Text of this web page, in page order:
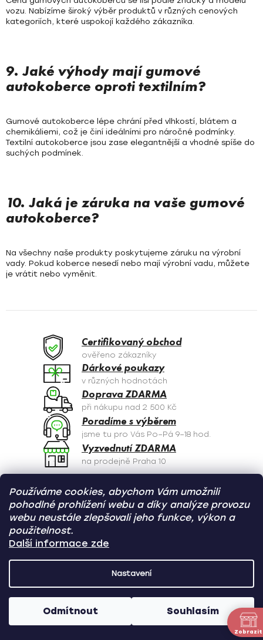
Používáme cookies, abychom Vám umožnili
pohodlné prohlížení webu a díky analýze provozu
webu neustále zlepšovali jeho funkce, výkon a
použitelnost.
Další informace zde
Nastavení
Odmítnout Souhlasím
vozu. Nabízíme široký výběr produktů v různých cenových
kategoriích, které uspokojí každého zákazníka.
9. Jaké výhody mají gumové
autokoberce oproti textilním?
Gumové autokoberce lépe chrání před vlhkostí, blátem a
chemikáliemi, což je činí ideálními pro náročné podmínky.
Textilní autokoberce jsou zase elegantnější a vhodné spíše do
suchých podmínek.
10. Jaká je záruka na vaše gumové
autokoberce?
Na všechny naše produkty poskytujeme záruku na výrobní
vady. Pokud koberce nesedí nebo mají výrobní vadu, můžete
je vrátit nebo vyměnit.
Certifikovaný obchod
ověřeno zákazníky
Dárkové poukazy
v různých hodnotách
Doprava ZDARMA
při nákupu nad 2 500 Kč
Poradíme s výběrem
jsme tu pro Vás Po–Pá 9–18 hod.
Vyzvednutí ZDARMA
na prodejně Praha 10
Zobrazit